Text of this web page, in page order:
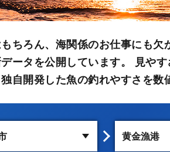
ちろん、海関係のお仕事にも
ータを公開しています。 見や
自開発した魚の釣れやすさを数